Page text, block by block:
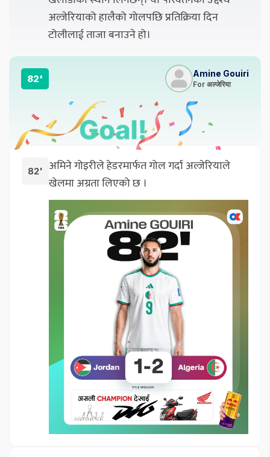
अल्जेरियाको हालैको गोलपछि प्रतिक्रिया दिन
टोलीलाई ताजा बनाउने हो।
82' Amine Gouiri
For अल्जेरिया
82'
अमिने गोइरीले हेडरमार्फत गोल गर्दा अल्जेरियाले
खेलमा अग्रता लिएको छ ।